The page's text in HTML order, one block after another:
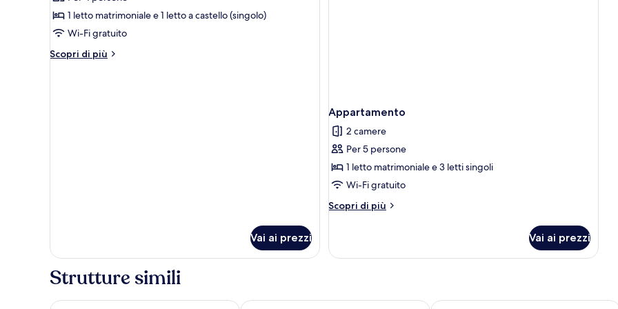
per
Camera
quadrupla
1 letto matrimoniale e 1 letto a castello (singolo)
Wi-Fi gratuito
Scopri di più
Altri
Vai ai prezzi
Appartamento
2 camere
Per 5 persone
1 letto matrimoniale e 3 letti singoli
Wi-Fi gratuito
Scopri di più
Altri
Vai ai prezzi
Strutture simili